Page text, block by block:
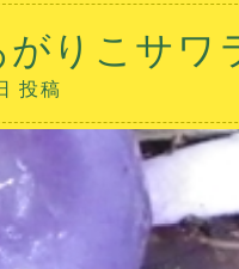
りこサワ
投稿